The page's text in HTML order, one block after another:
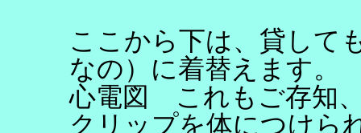
ここから下は、貸して
なの）に着替えます。
心電図 これもご存知
クリップを体につけら